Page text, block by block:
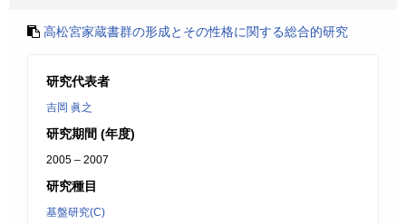
高松宮家蔵書群の形成とその性格に関する総合的研究
研究代表者
吉岡 眞之
研究期間 (年度)
2005 – 2007
研究種目
基盤研究(C)